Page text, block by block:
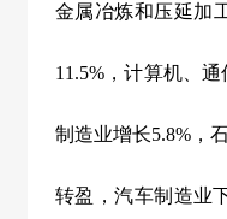
金属冶炼和压延加
11.5% ，计算机、
制造业增长5.8% ，
转盈，汽车制造业